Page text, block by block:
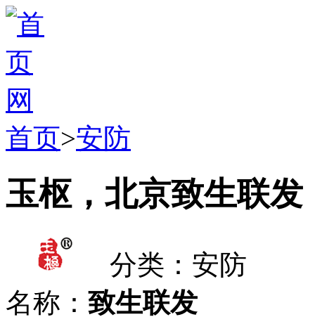
首页>安防
玉枢，北京致生联发
分类：安防
名称： 致生联发